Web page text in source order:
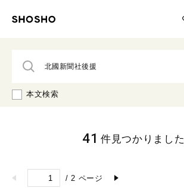
本文検索
/ 2 ページ
41 件見つかりました